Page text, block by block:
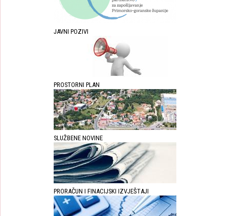
JAVNI POZIVI
PROSTORNI PLAN
SLUŽBENE NOVINE
PRORAČUN I FINACIJSKI IZVJEŠTAJI